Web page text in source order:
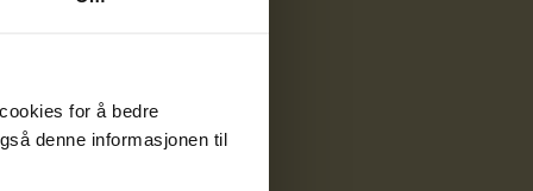
for å bedre
denne informasjonen til